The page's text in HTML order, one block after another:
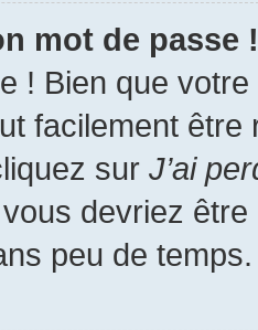
mot de passe !
! Bien que
facilement
sur J’ai
devriez
peu de temps.